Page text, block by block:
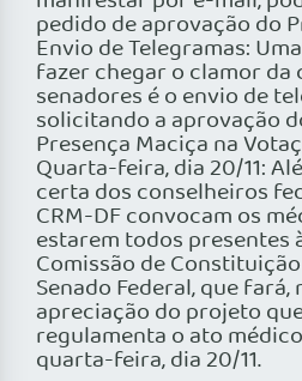
pedido de aprovação do
Envio de Telegramas:
fazer chegar o clamor da
senadores é o envio de
solicitando a aprovação
Presença Maciça na
Quarta-feira, dia 20/11:
certa dos conselheiros
CRM-DF convocam os
estarem todos presentes
Comissão de
Senado Federal, que fará,
apreciação do projeto
regulamenta o ato
quarta-feira, dia 20/11.